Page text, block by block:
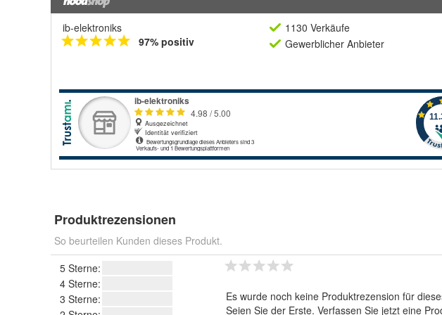
ib-elektroniks
97% positiv
1130 Verkäufe
Gewerblicher Anbieter
Produktrezensionen
So beurteilen Kunden dieses Produkt.
5 Sterne:
4 Sterne:
3 Sterne:
Es wurde noch keine Produktrezension für
Seien Sie der Erste. Verfassen Sie jetzt eine